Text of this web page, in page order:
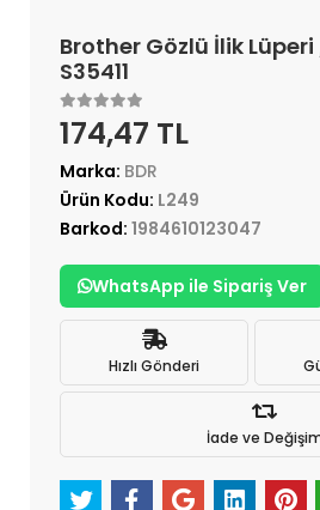
Brother Gözlü İlik Lüperi
S35411
174,47 TL
Marka: BDR
Ürün Kodu: L249
Barkod: 1984610123047
WhatsApp ile Sipariş Ver
Hızlı Gönderi
İade ve